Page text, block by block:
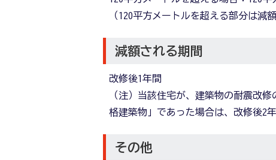
（120平方メートルを超える部分は減
減額される期間
改修後1年間
（注）当該住宅が、建築物の耐震改
格建築物」であった場合は、改修後2
その他